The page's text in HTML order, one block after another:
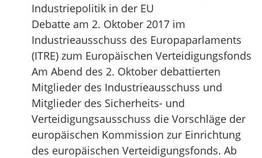
Industriepolitik in der EU
Debatte am 2. Oktober 2017 im
Industrieausschuss des Europaparlaments
(ITRE) zum Europäischen Verteidigungsfonds
Am Abend des 2. Oktober debattierten
Mitglieder des Industrieausschuss und
Mitglieder des Sicherheits- und
Verteidigungsausschuss die Vorschläge der
europäischen Kommission zur Einrichtung
des europäischen Verteidigungsfonds. Ab